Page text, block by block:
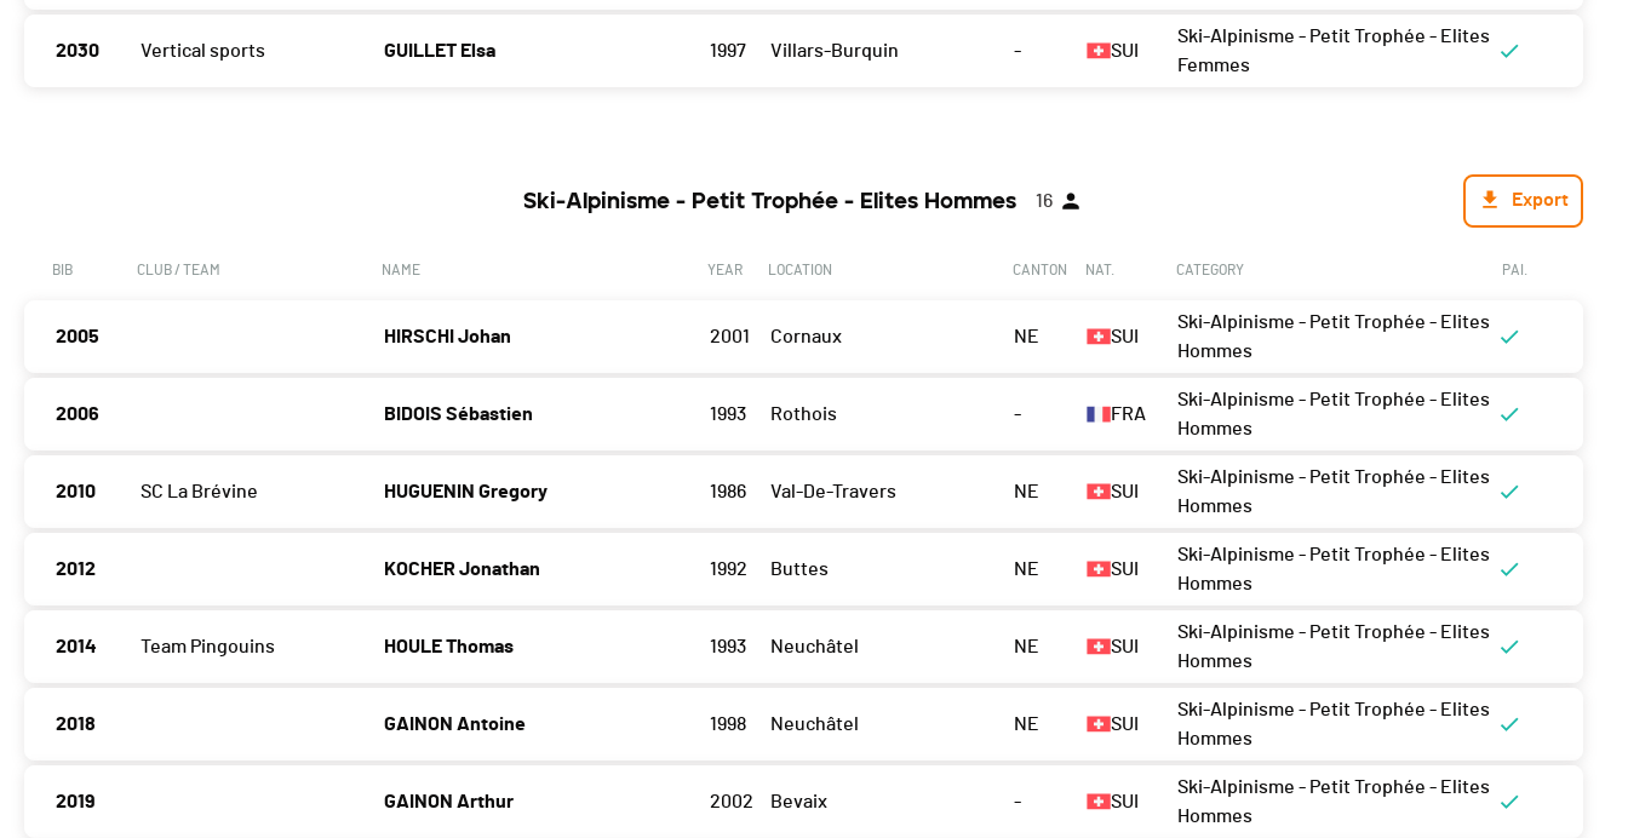
2030 Vertical sports GUILLET Elsa 1997 Villars-Burquin - SUI
Ski-Alpinisme - Petit Trophée - Elites
Femmes
Ski-Alpinisme - Petit Trophée - Elites Hommes 16 Export
BIB CLUB / TEAM NAME YEAR LOCATION CANTON NAT. CATEGORY PAI.
2005 HIRSCHI Johan 2001 Cornaux NE SUI
Ski-Alpinisme - Petit Trophée - Elites
Hommes
2006 BIDOIS Sébastien 1993 Rothois - FRA
Ski-Alpinisme - Petit Trophée - Elites
Hommes
2010 SC La Brévine HUGUENIN Gregory 1986 Val-De-Travers NE SUI
Ski-Alpinisme - Petit Trophée - Elites
Hommes
2012 KOCHER Jonathan 1992 Buttes NE SUI
Ski-Alpinisme - Petit Trophée - Elites
Hommes
2014 Team Pingouins HOULE Thomas 1993 Neuchâtel NE SUI
Ski-Alpinisme - Petit Trophée - Elites
Hommes
2018 GAINON Antoine 1998 Neuchâtel NE SUI
Ski-Alpinisme - Petit Trophée - Elites
Hommes
2019 GAINON Arthur 2002 Bevaix - SUI
Ski-Alpinisme - Petit Trophée - Elites
Hommes